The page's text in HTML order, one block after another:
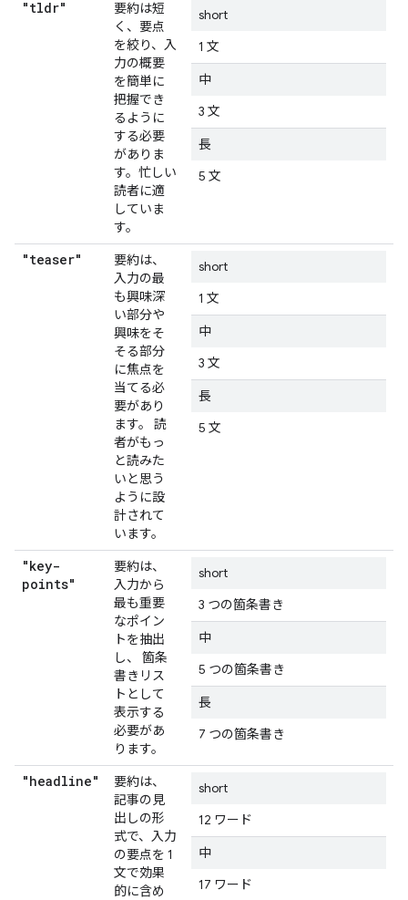
"tldr"
要約は短
く、要点
を絞り、入
力の概要
を簡単に
把握でき
るように
する必要
がありま
す。忙しい
読者に適
していま
す。
short
1 文
中
3 文
長
5 文
"teaser"
要約は、
入力の最
も興味深
い部分や
興味をそ
そる部分
に焦点を
当てる必
要があり
ます。 読
者がもっ
と読みた
いと思う
ように設
計されて
います。
short
1 文
中
3 文
長
5 文
"key-
points"
要約は、
入力から
最も重要
なポイン
トを抽出
し、 箇条
書きリス
トとして
表示する
必要があ
ります。
short
3 つの箇条書き
中
5 つの箇条書き
長
7 つの箇条書き
"headline"
要約は、
記事の見
出しの形
式で、入力
の要点を 1
文で効果
的に含め
short
12 ワード
中
17 ワード